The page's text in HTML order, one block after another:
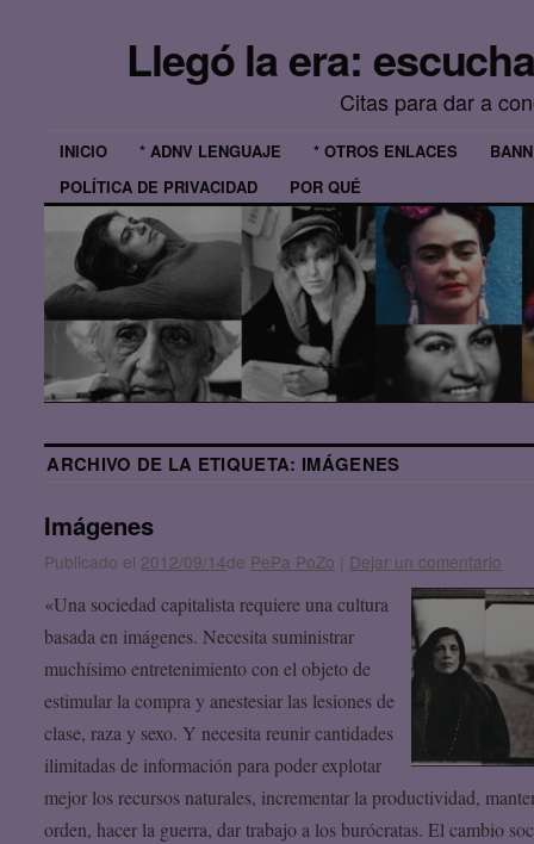
Llegó la era:
Citas para dar a
INICIO * ADNV LENGUAJE * OTROS ENLACES
POLÍTICA DE PRIVACIDAD
POR QUÉ
ARCHIVO DE LA ETIQUETA: IMÁGENES
Imágenes
Publicado el 2012/09/14de PePa PoZo | Dejar un comentario
«Una sociedad capitalista requiere una cultura
basada en imágenes. Necesita suministrar
muchísimo entretenimiento con el objeto de
estimular la compra y anestesiar las lesiones de
clase, raza y sexo. Y necesita reunir cantidades
ilimitadas de información para poder explotar
mejor los recursos naturales, incrementar la productividad,
orden, hacer la guerra, dar trabajo a los burócratas. El cambio